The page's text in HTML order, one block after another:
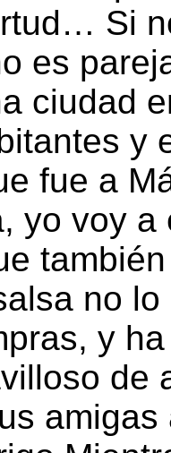
Si
es
ciudad
y
fue a
yo voy
no
y
de